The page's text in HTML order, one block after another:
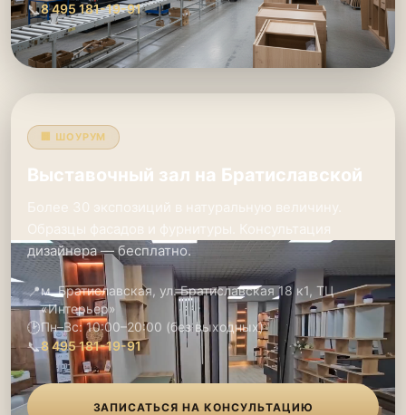
📞8 495 181-19-91
🏢 ШОУРУМ
Выставочный зал на Братиславской
Более 30 экспозиций в натуральную величину.
Образцы фасадов и фурнитуры. Консультация
дизайнера — бесплатно.
📍м. Братиславская, ул. Братиславская 18 к1, ТЦ
«Интерьер»
🕑Пн–Вс: 10:00–20:00 (без выходных)
📞8 495 181-19-91
ЗАПИСАТЬСЯ НА КОНСУЛЬТАЦИЮ